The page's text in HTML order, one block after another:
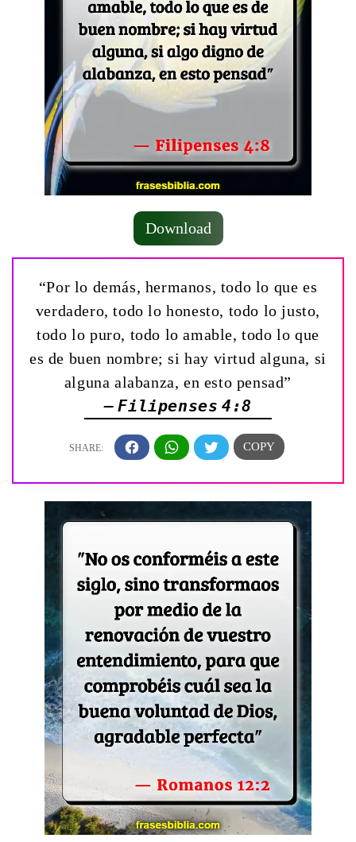
Download
“Por lo demás, hermanos, todo lo que es
verdadero, todo lo honesto, todo lo justo,
todo lo puro, todo lo amable, todo lo que
es de buen nombre; si hay virtud alguna, si
alguna alabanza, en esto pensad”
— Filipenses 4:8